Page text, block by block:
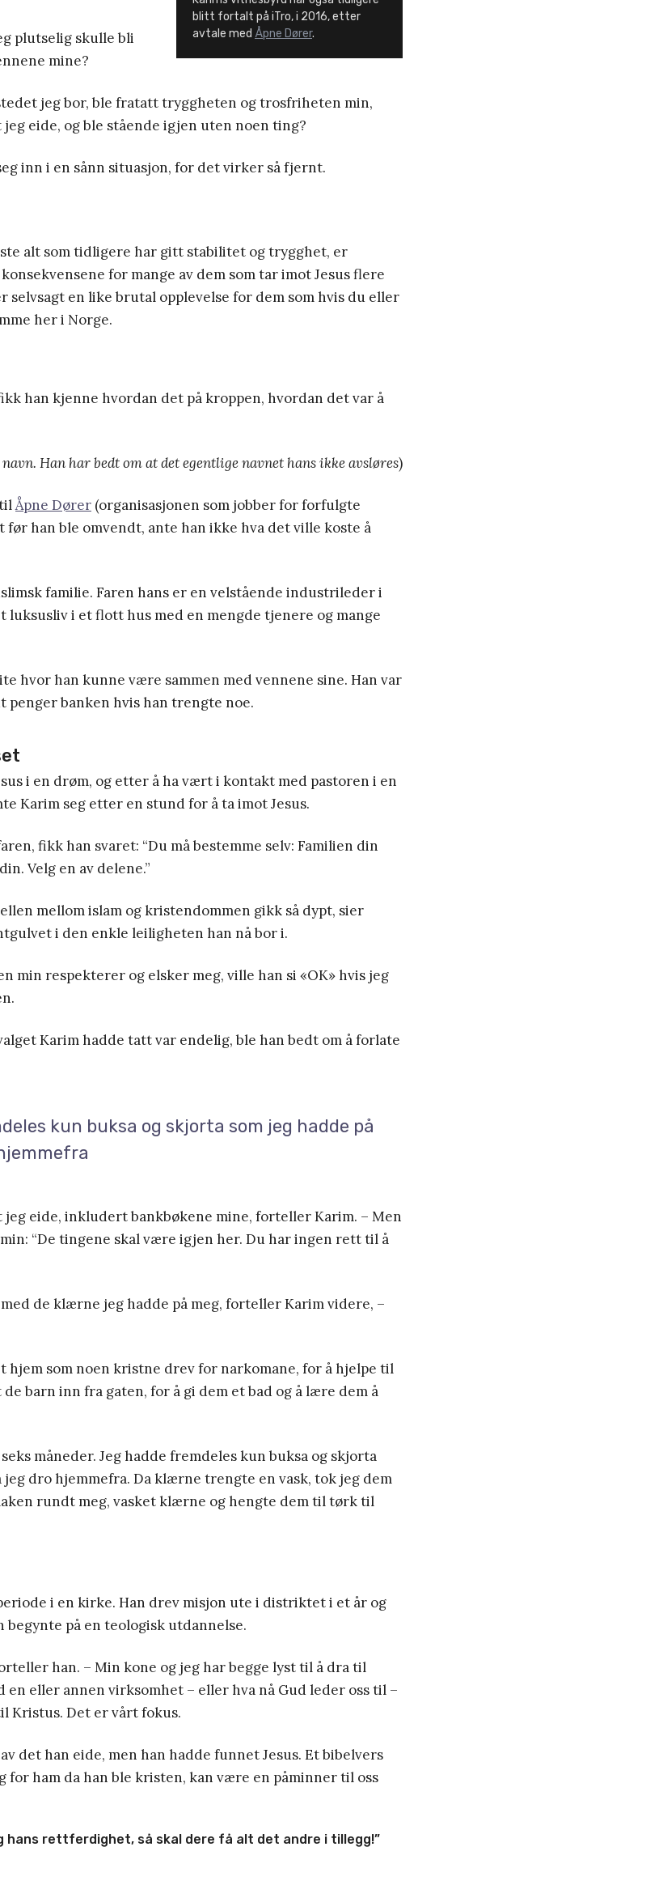
blitt fortalt på iTro, i 2016, etter
avtale med Åpne Dører.
plutselig skulle bli
mine?
jeg bor, ble fratatt tryggheten og trosfriheten min,
eide, og ble stående igjen uten noen ting?
inn i en sånn situasjon, for det virker så fjernt.
alt som tidligere har gitt stabilitet og trygghet, er
for mange av dem som tar imot Jesus flere
selvsagt en like brutal opplevelse for dem som hvis du eller
her i Norge.
han kjenne hvordan det på kroppen, hvordan det var å
Han har bedt om at det egentlige navnet hans ikke avsløres)
tilÅpne Dører (organisasjonen som jobber for forfulgte
han ble omvendt, ante han ikke hva det ville koste å
familie. Faren hans er en velstående industrileder i
luksusliv i et flott hus med en mengde tjenere og mange
hvor han kunne være sammen med vennene sine. Han var
penger banken hvis han trengte noe.
i en drøm, og etter å ha vært i kontakt med pastoren i en
Karim seg etter en stund for å ta imot Jesus.
fikk han svaret: “Du må bestemme selv: Familien din
Velg en av delene.”
mellom islam og kristendommen gikk så dypt, sier
i den enkle leiligheten han nå bor i.
min respekterer og elsker meg, ville han si «OK» hvis jeg
Karim hadde tatt var endelig, ble han bedt om å forlate
kun buksa og skjorta som jeg hadde på
jeg eide, inkludert bankbøkene mine, forteller Karim. – Men
“De tingene skal være igjen her. Du har ingen rett til å
de klærne jeg hadde på meg, forteller Karim videre, –
hjem som noen kristne drev for narkomane, for å hjelpe til
barn inn fra gaten, for å gi dem et bad og å lære dem å
måneder. Jeg hadde fremdeles kun buksa og skjorta
jeg dro hjemmefra. Da klærne trengte en vask, tok jeg dem
rundt meg, vasket klærne og hengte dem til tørk til
i en kirke. Han drev misjon ute i distriktet i et år og
begynte på en teologisk utdannelse.
han. – Min kone og jeg har begge lyst til å dra til
en eller annen virksomhet – eller hva nå Gud leder oss til –
Kristus. Det er vårt fokus.
det han eide, men han hadde funnet Jesus. Et bibelvers
for ham da han ble kristen, kan være en påminner til oss
hans rettferdighet, så skal dere få alt det andre i tillegg!”